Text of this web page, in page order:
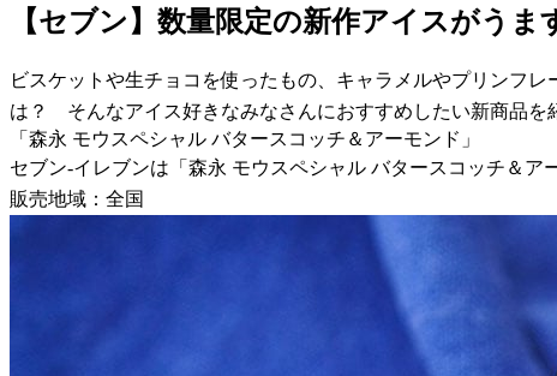
【セブン】数量限定の新作アイスがう
ビスケットや生チョコを使ったもの、キャラメルやプリンフ
は？ そんなアイス好きなみなさんにおすすめしたい新商品を
「森永 モウスペシャル バタースコッチ＆アーモンド」
セブン-イレブンは「森永 モウスペシャル バタースコッチ＆ア
販売地域：全国